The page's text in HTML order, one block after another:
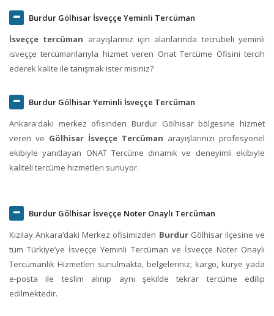
Burdur Gölhisar İsveççe Yeminli Tercüman
İsveççe tercüman arayışlarınız için alanlarında tecrübeli yeminli
isveççe tercümanlarıyla hizmet veren Onat Tercüme Ofisini tercih
ederek kalite ile tanışmak ister misiniz?
Burdur Gölhisar Yeminli İsveççe Tercüman
Ankara'daki merkez ofisinden Burdur Gölhisar bölgesine hizmet
veren ve Gölhisar İsveççe Tercüman arayışlarınızı profesyonel
ekibiyle yanıtlayan ONAT Tercüme dinamik ve deneyimli ekibiyle
kaliteli tercüme hizmetleri sunuyor.
Burdur Gölhisar İsveççe Noter Onaylı Tercüman
Kızılay Ankara‘daki Merkez ofisimizden BurdurGölhisar ilçesine ve
tüm Türkiye’ye İsveççe Yeminli Tercüman ve İsveççe Noter Onaylı
Tercümanlık Hizmetleri sunulmakta, belgeleriniz; kargo, kurye yada
e-posta ile teslim alınıp aynı şekilde tekrar tercüme edilip
edilmektedir.